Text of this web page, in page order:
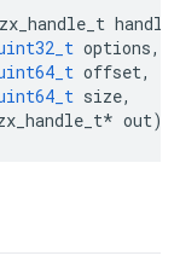
zx_handle_t handle
options,
offset,
size,
* out);